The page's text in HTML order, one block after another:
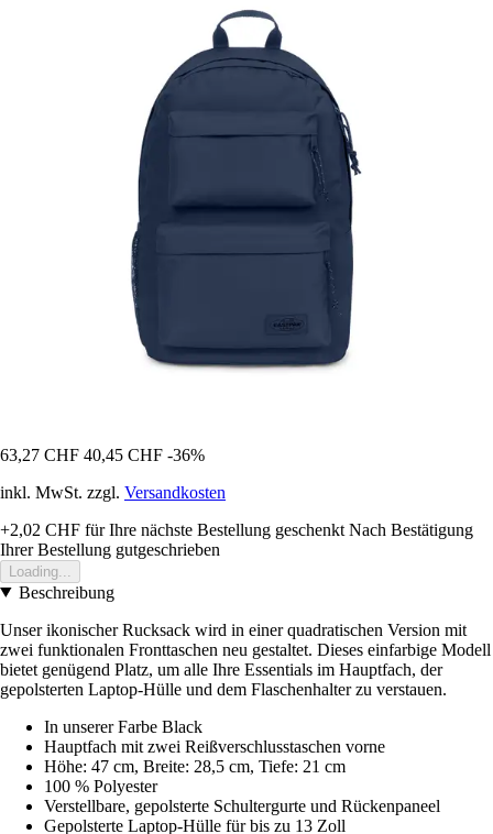
63,27 CHF 40,45 CHF -36%
inkl. MwSt. zzgl. Versandkosten
+2,02 CHF für Ihre nächste Bestellung geschenkt Nach Bestätigung
Ihrer Bestellung gutgeschrieben
Loading...
Beschreibung
Unser ikonischer Rucksack wird in einer quadratischen Version mit
zwei funktionalen Fronttaschen neu gestaltet. Dieses einfarbige Modell
bietet genügend Platz, um alle Ihre Essentials im Hauptfach, der
gepolsterten Laptop-Hülle und dem Flaschenhalter zu verstauen.
In unserer Farbe Black
Hauptfach mit zwei Reißverschlusstaschen vorne
Höhe: 47 cm, Breite: 28,5 cm, Tiefe: 21 cm
100 % Polyester
Verstellbare, gepolsterte Schultergurte und Rückenpaneel
Gepolsterte Laptop-Hülle für bis zu 13 Zoll